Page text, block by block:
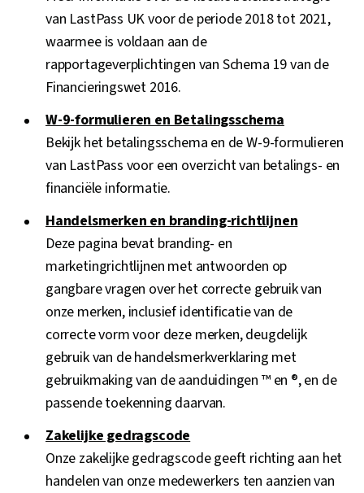
van LastPass UK voor de periode 2018 tot 2021,
waarmee is voldaan aan de
rapportageverplichtingen van Schema 19 van de
Financieringswet 2016.
W-9-formulieren en Betalingsschema
Bekijk het betalingsschema en de W-9-formulieren
van LastPass voor een overzicht van betalings- en
financiële informatie.
Handelsmerken en branding-richtlijnen
Deze pagina bevat branding- en
marketingrichtlijnen met antwoorden op
gangbare vragen over het correcte gebruik van
onze merken, inclusief identificatie van de
correcte vorm voor deze merken, deugdelijk
gebruik van de handelsmerkverklaring met
gebruikmaking van de aanduidingen ™ en ®, en de
passende toekenning daarvan.
Zakelijke gedragscode
Onze zakelijke gedragscode geeft richting aan het
handelen van onze medewerkers ten aanzien van